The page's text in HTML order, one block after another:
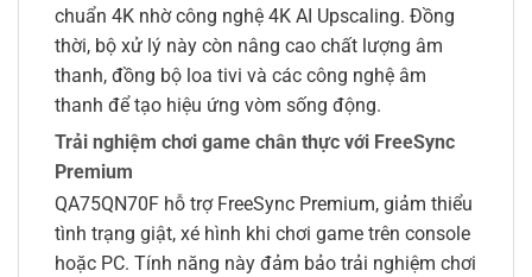
chuẩn 4K nhờ công nghệ 4K AI Upscaling. Đồng
thời, bộ xử lý này còn nâng cao chất lượng âm
thanh, đồng bộ loa tivi và các công nghệ âm
thanh để tạo hiệu ứng vòm sống động.
Trải nghiệm chơi game chân thực với FreeSync
Premium
QA75QN70F hỗ trợ FreeSync Premium, giảm thiểu
tình trạng giật, xé hình khi chơi game trên console
hoặc PC. Tính năng này đảm bảo trải nghiệm chơi